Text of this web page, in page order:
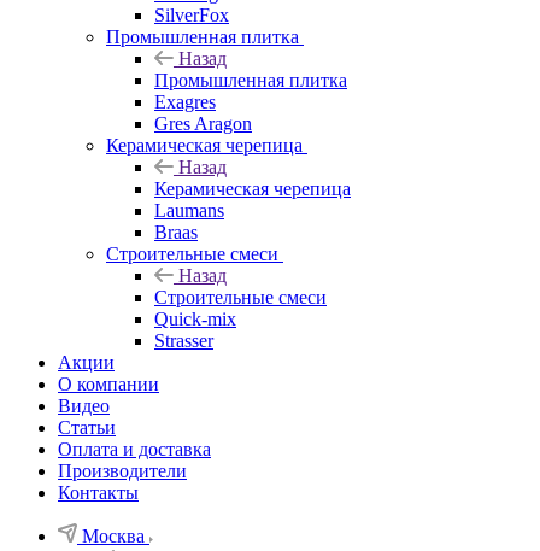
SilverFox
Промышленная плитка
Назад
Промышленная плитка
Exagres
Gres Aragon
Керамическая черепица
Назад
Керамическая черепица
Laumans
Braas
Строительные смеси
Назад
Строительные смеси
Quick-mix
Strasser
Акции
О компании
Видео
Статьи
Оплата и доставка
Производители
Контакты
Москва